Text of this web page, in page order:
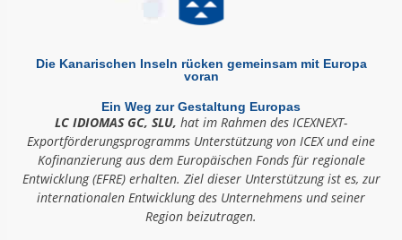
Die Kanarischen Inseln rücken gemeinsam mit Europa
voran
Ein Weg zur Gestaltung Europas
LC IDIOMAS GC, SLU, hat im Rahmen des ICEXNEXT-
Exportförderungsprogramms Unterstützung von ICEX und eine
Kofinanzierung aus dem Europäischen Fonds für regionale
Entwicklung (EFRE) erhalten. Ziel dieser Unterstützung ist es, zur
internationalen Entwicklung des Unternehmens und seiner
Region beizutragen.